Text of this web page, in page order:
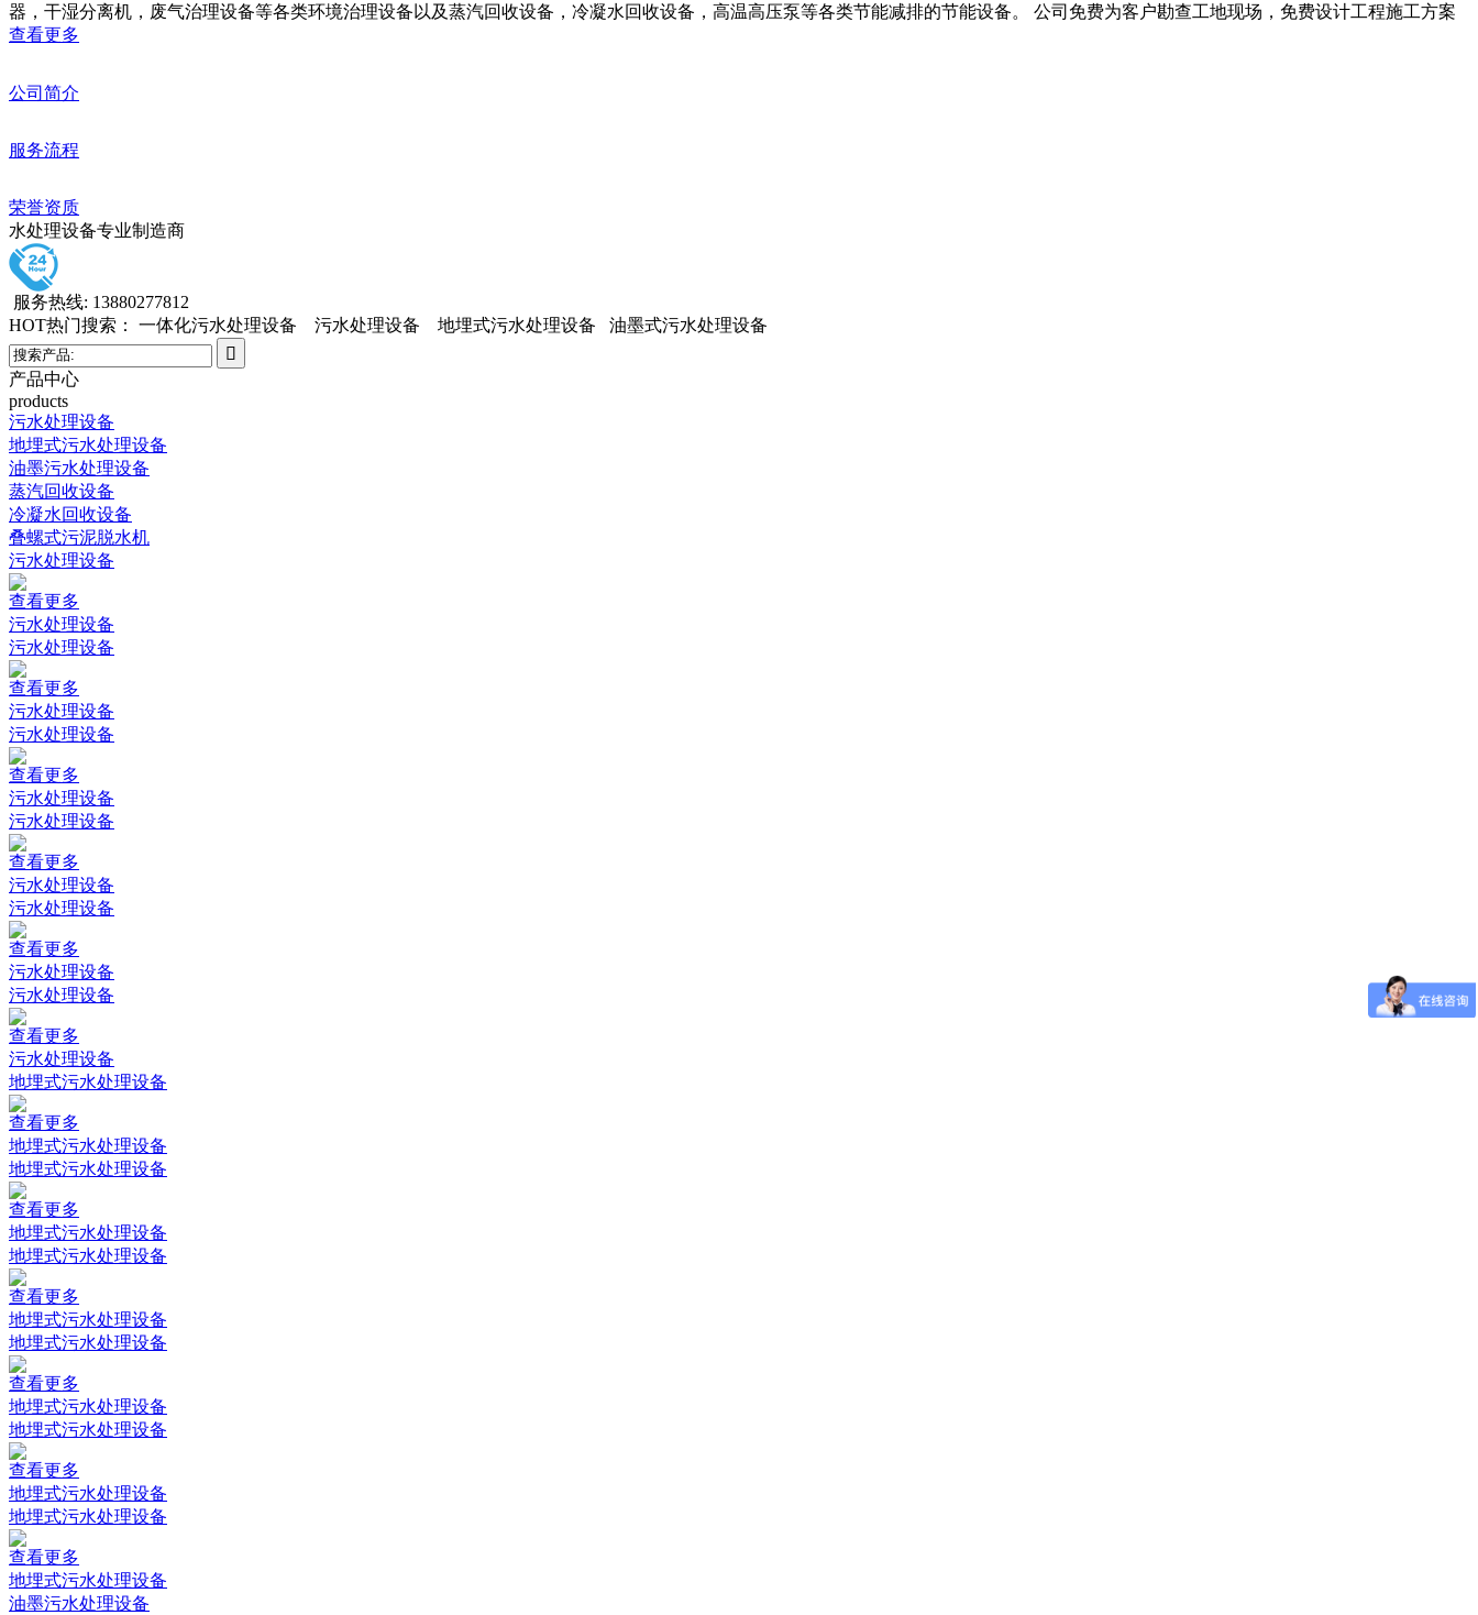
器，干湿分离机，废气治理设备等各类环境治理设备以及蒸汽回收设备，冷凝水回收设备，高温高压泵等各类节能减排的节能设备。 公司免费为客户勘查工地现场，免费设计工程施工方案
查看更多
公司简介
服务流程
荣誉资质
水处理设备专业制造商
服务热线: 13880277812
HOT热门搜索： 一体化污水处理设备 污水处理设备 地埋式污水处理设备 油墨式污水处理设备
产品中心
products
污水处理设备
地埋式污水处理设备
油墨污水处理设备
蒸汽回收设备
冷凝水回收设备
叠螺式污泥脱水机
污水处理设备
查看更多
污水处理设备
污水处理设备
查看更多
污水处理设备
污水处理设备
查看更多
污水处理设备
污水处理设备
查看更多
污水处理设备
污水处理设备
查看更多
污水处理设备
污水处理设备
查看更多
污水处理设备
地埋式污水处理设备
查看更多
地埋式污水处理设备
地埋式污水处理设备
查看更多
地埋式污水处理设备
地埋式污水处理设备
查看更多
地埋式污水处理设备
地埋式污水处理设备
查看更多
地埋式污水处理设备
地埋式污水处理设备
查看更多
地埋式污水处理设备
地埋式污水处理设备
查看更多
地埋式污水处理设备
油墨污水处理设备